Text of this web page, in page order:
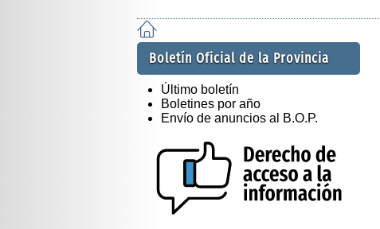
Boletín Oficial de la Provincia
Último boletín
Boletines por año
Envío de anuncios al B.O.P.